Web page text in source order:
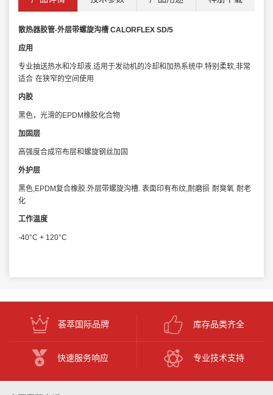
散热器胶管-外层带螺旋沟槽 CALORFLEX SD/5
应用
专业抽送热水和冷却液.适用于发动机的冷却和加热系统中.特别柔软,非常
适合 在狭窄的空间使用
内胶
黑色，光滑的 EPDM橡胶化合物
加固层
高强度合成帘布层和螺旋钢丝加固
外护层
黑色,EPDM复合橡胶.外层带螺旋沟槽. 表面印有布纹,耐磨损 耐臭氧 耐老
化
工作温度
-40°C + 120°C
荟萃国际品牌 库存品类齐全
快速服务响应 专业技术支持